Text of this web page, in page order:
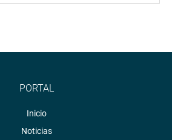
PORTAL
Inicio
Noticias